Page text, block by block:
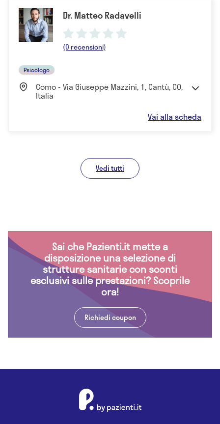
Dr. Matteo Radavelli
(0 recensioni)
Psicologo
Como - Via Giuseppe Mazzini, 1, Cantù, CO,
Italia
Vai alla scheda
Vedi tutti
Sai che Pazienti.it mette a
disposizione una selezione di
strutture sanitarie con sconti
esclusivi sulle prestazioni? Scoprile
ora!
Richiedi coupon